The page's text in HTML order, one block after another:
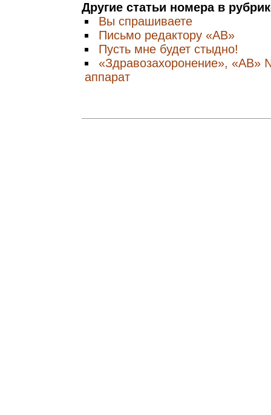
Другие статьи номера в
Вы спрашиваете
Письмо редактору «АВ»
Пусть мне будет стыдно!
«Здравозахоронение», «АВ»
аппарат